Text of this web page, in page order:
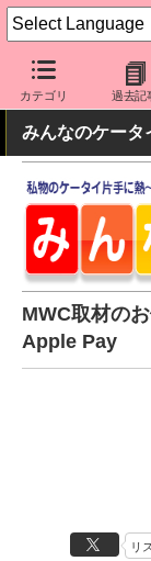
カテゴリ 過去記
ケータイ Watch
みんなのケータ
MWC取材の
Apple Pay
リ